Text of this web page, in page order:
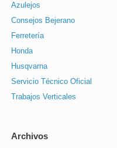
Azulejos
Consejos Bejerano
Ferretería
Honda
Husqvarna
Servicio Técnico Oficial
Trabajos Verticales
Archivos